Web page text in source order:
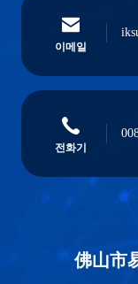
이메일
전화기
佛山市